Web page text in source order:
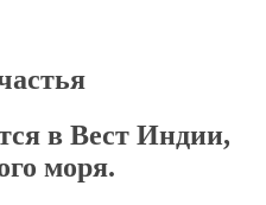
в Вест Индии,
моря.